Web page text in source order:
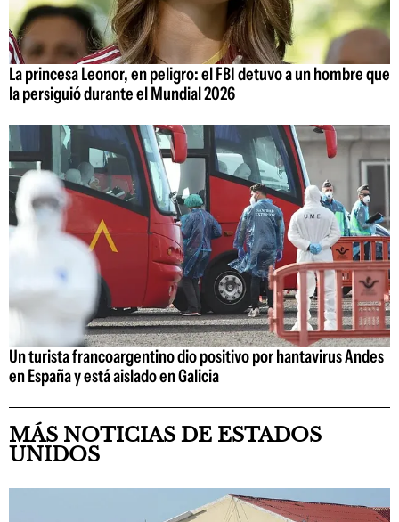
La princesa Leonor, en peligro: el FBI detuvo a un hombre que
la persiguió durante el Mundial 2026
Un turista francoargentino dio positivo por hantavirus Andes
en España y está aislado en Galicia
MÁS NOTICIAS DE ESTADOS
UNIDOS